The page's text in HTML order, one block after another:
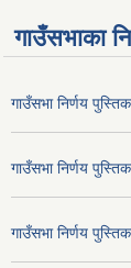
गाउँसभाका
गाउँसभा निर्णय
गाउँसभा निर्णय
गाउँसभा निर्णय